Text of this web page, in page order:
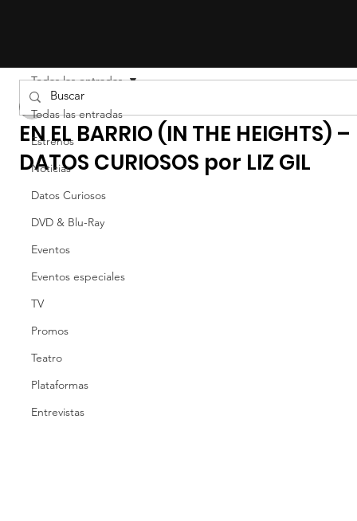
Todas las entradas
Estrenos
Noticias
Datos Curiosos
DVD & Blu-Ray
Eventos
Eventos especiales
TV
Promos
Teatro
Plataformas
Entrevistas
Todas las entradas
EN EL BARRIO (IN THE HEIGHTS) –
DATOS CURIOSOS por LIZ GIL